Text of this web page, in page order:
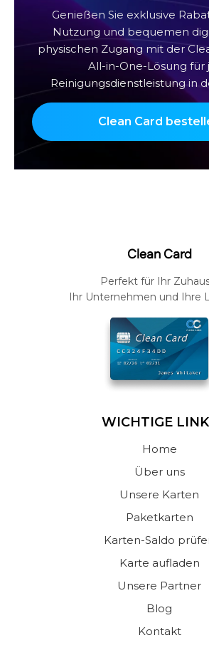
Genießen Sie exklusive
Nutzung und bequemen
physischen Zugang mit der
All-in-One-Lösung für
Reinigungsdienstleistung in
Clean Card
Clean Card
Perfekt für Ihr
Ihr Unternehmen und Ihre
WICHTIGE
Home
Über uns
Unsere Karten
Paketkarten
Karten-Saldo
Karte aufladen
Unsere Partner
Blog
Kontakt